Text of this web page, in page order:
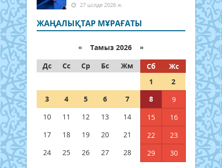
27 шілде 2026 ж.
ЖАҢАЛЫҚТАР МҰРАҒАТЫ
« Тамыз 2026 »
Дс
Сс Ср Бс Жм Сб
Жс
1
2
3
4 5 6 7 8
9
10
11 12 13 14 15
16
17
18 19 20 21 22
23
24
25 26 27 28 29
30